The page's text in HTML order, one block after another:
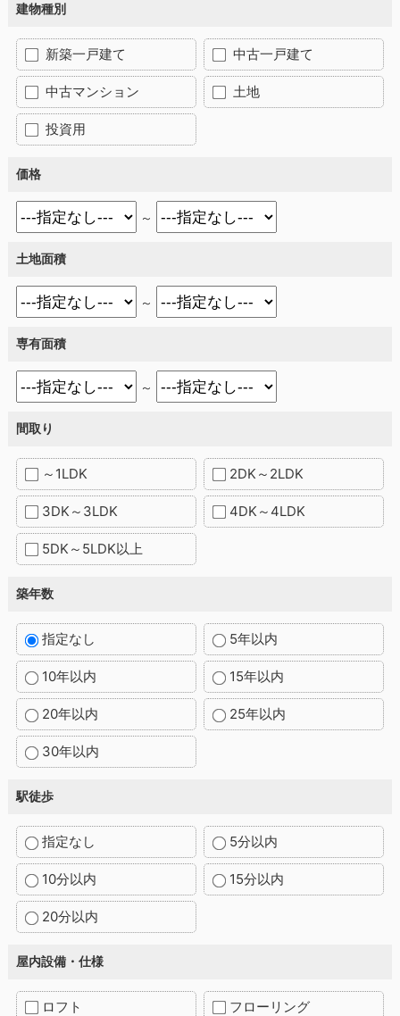
建物種別
新築一戸建て 中古一戸建て
中古マンション 土地
投資用
価格
～
土地面積
～
専有面積
～
間取り
～1LDK 2DK～2LDK
3DK～3LDK 4DK～4LDK
5DK～5LDK以上
築年数
指定なし 5年以内
10年以内 15年以内
20年以内 25年以内
30年以内
駅徒歩
指定なし 5分以内
10分以内 15分以内
20分以内
屋内設備・仕様
ロフト フローリング